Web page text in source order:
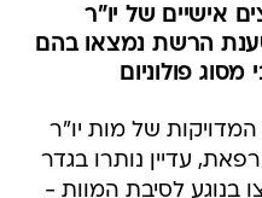
אישיים של יו"ר
שמת ב-2004. לטענת הרשת נמצאו בהם
פולוניום
של מות יו"ר
עדיין נותרו בגדר
בנוגע לסיבת המוות -